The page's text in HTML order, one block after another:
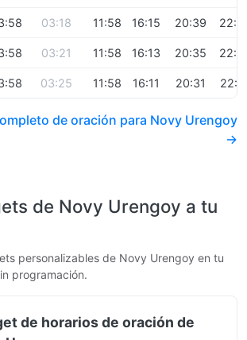
03:18 11:58 16:15 20:39
03:21 11:58 16:13 20:35
03:25 11:58 16:11 20:31
de oración para Novy Urengoy
→
de Novy Urengoy a tu
personalizables de Novy Urengoy en tu
programación.
de horarios de oración de